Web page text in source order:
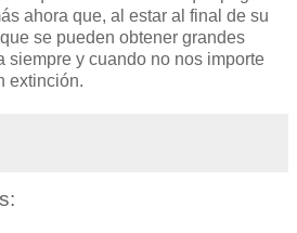
ahora que, al estar al final de su
se pueden obtener grandes
siempre y cuando no nos importe
extinción.